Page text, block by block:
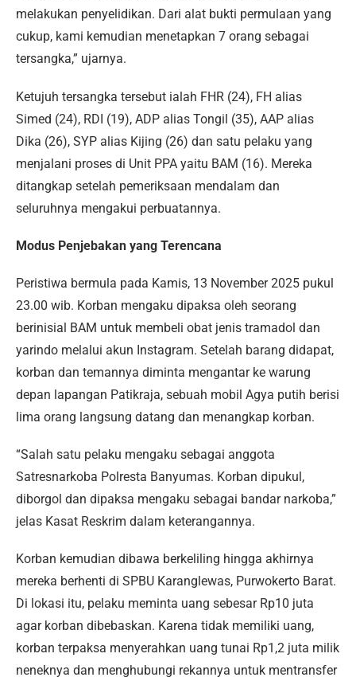
melakukan penyelidikan. Dari alat bukti permulaan yang
cukup, kami kemudian menetapkan 7 orang sebagai
tersangka,” ujarnya.
Ketujuh tersangka tersebut ialah FHR (24), FH alias
Simed (24), RDI (19), ADP alias Tongil (35), AAP alias
Dika (26), SYP alias Kijing (26) dan satu pelaku yang
menjalani proses di Unit PPA yaitu BAM (16). Mereka
ditangkap setelah pemeriksaan mendalam dan
seluruhnya mengakui perbuatannya.
Modus Penjebakan yang Terencana
Peristiwa bermula pada Kamis, 13 November 2025 pukul
23.00 wib. Korban mengaku dipaksa oleh seorang
berinisial BAM untuk membeli obat jenis tramadol dan
yarindo melalui akun Instagram. Setelah barang didapat,
korban dan temannya diminta mengantar ke warung
depan lapangan Patikraja, sebuah mobil Agya putih berisi
lima orang langsung datang dan menangkap korban.
“Salah satu pelaku mengaku sebagai anggota
Satresnarkoba Polresta Banyumas. Korban dipukul,
diborgol dan dipaksa mengaku sebagai bandar narkoba,”
jelas Kasat Reskrim dalam keterangannya.
Korban kemudian dibawa berkeliling hingga akhirnya
mereka berhenti di SPBU Karanglewas, Purwokerto Barat.
Di lokasi itu, pelaku meminta uang sebesar Rp10 juta
agar korban dibebaskan. Karena tidak memiliki uang,
korban terpaksa menyerahkan uang tunai Rp1,2 juta milik
neneknya dan menghubungi rekannya untuk mentransfer